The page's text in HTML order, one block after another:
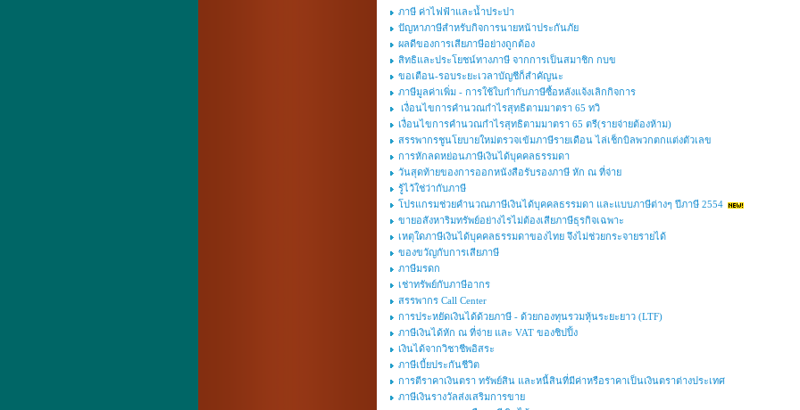
ภาษี ค่าไฟฟ้าและน้ำประปา
ปัญหาภาษีสำหรับกิจการนายหน้าประกันภัย
ผลดีของการเสียภาษีอย่างถูกต้อง
สิทธิและประโยชน์ทางภาษี จากการเป็นสมาชิก กบข
ขอเตือน-รอบระยะเวลาบัญชีก็สำคัญนะ
ภาษีมูลค่าเพิ่ม - การใช้ใบกำกับภาษีซื้อหลังแจ้งเลิกกิจการ
เงื่อนไขการคำนวณกำไรสุทธิตามมาตรา 65 ทวิ
เงื่อนไขการคำนวณกำไรสุทธิตามมาตรา 65 ตรี(รายจ่ายต้องห้าม)
สรรพากรชูนโยบายใหม่ตรวจเข้มภาษีรายเดือน ไล่เช็กบิลพวกตกแต่งตัวเลข
การหักลดหย่อนภาษีเงินได้บุคคลธรรมดา
วันสุดท้ายของการออกหนังสือรับรองภาษี หัก ณ ที่จ่าย
รู้ไว้ใช่ว่ากับภาษี
โปรแกรมช่วยคำนวณภาษีเงินได้บุคคลธรรมดา และแบบภาษีต่างๆ ปีภาษี 2554
ขายอสังหาริมทรัพย์อย่างไรไม่ต้องเสียภาษีธุรกิจเฉพาะ
เหตุใดภาษีเงินได้บุคคลธรรมดาของไทย จึงไม่ช่วยกระจายรายได้
ของขวัญกับการเสียภาษี
ภาษีมรดก
เช่าทรัพย์กับภาษีอากร
สรรพากร Call Center
การประหยัดเงินได้ด้วยภาษี - ด้วยกองทุนรวมหุ้นระยะยาว (LTF)
ภาษีเงินได้หัก ณ ที่จ่าย และ VAT ของชิปปิ้ง
เงินได้จากวิชาชีพอิสระ
ภาษีเบี้ยประกันชีวิต
การตีราคาเงินตรา ทรัพย์สิน และหนี้สินที่มีค่าหรือราคาเป็นเงินตราต่างประเทศ
ภาษีเงินรางวัลส่งเสริมการขาย